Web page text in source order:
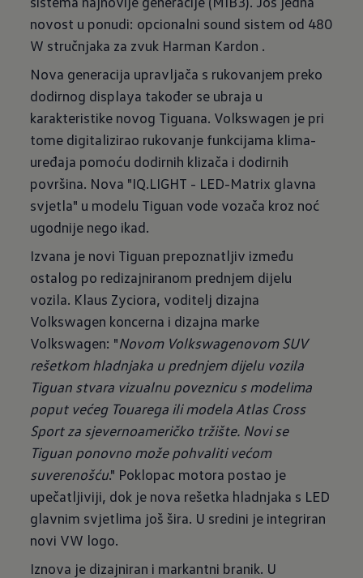
novost u ponudi: opcionalni sound sistem od 480
W stručnjaka za zvuk Harman Kardon .
Nova generacija upravljača s rukovanjem preko
dodirnog displaya također se ubraja u
karakteristike novog Tiguana. Volkswagen je pri
tome digitalizirao rukovanje funkcijama klima-
uređaja pomoću dodirnih klizača i dodirnih
površina. Nova "IQ.LIGHT - LED-Matrix glavna
svjetla" u modelu Tiguan vode vozača kroz noć
ugodnije nego ikad.
Izvana je novi Tiguan prepoznatljiv između
ostalog po redizajniranom prednjem dijelu
vozila. Klaus Zyciora, voditelj dizajna
Volkswagen koncerna i dizajna marke
Volkswagen: "Novom Volkswagenovom SUV
rešetkom hladnjaka u prednjem dijelu vozila
Tiguan stvara vizualnu poveznicu s modelima
poput većeg Touarega ili modela Atlas Cross
Sport za sjevernoameričko tržište. Novi se
Tiguan ponovno može pohvaliti većom
suverenošću." Poklopac motora postao je
upečatljiviji, dok je nova rešetka hladnjaka s LED
glavnim svjetlima još šira. U sredini je integriran
novi VW logo.
Iznova je dizajniran i markantni branik. U